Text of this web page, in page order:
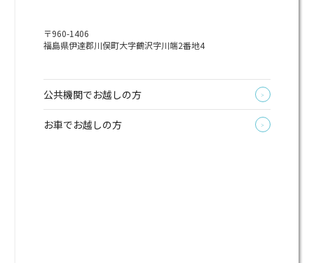
〒960-1406
福島県伊達郡川俣町大字鶴沢字川端2番地4
公共機関でお越しの方 ＞
お車でお越しの方 ＞